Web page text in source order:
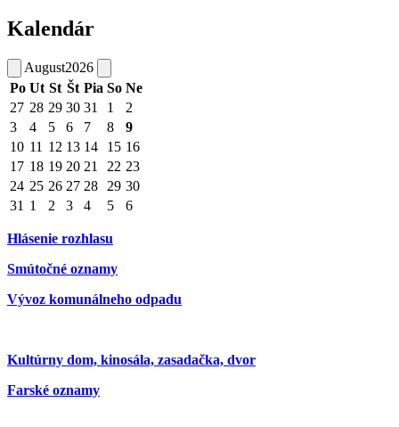
Kalendár
August2026
Po Ut St Št Pia So Ne
27 28 29 30 31 1
2
3
4 5 6 7 8
9
10 11 12 13 14 15 16
17 18 19 20 21 22 23
24 25 26 27 28 29 30
31 1 2 3 4 5 6
Hlásenie rozhlasu
Smútočné oznamy
Vývoz komunálneho odpadu
Kultúrny dom, kinosála, zasadačka, dvor
Farské oznamy